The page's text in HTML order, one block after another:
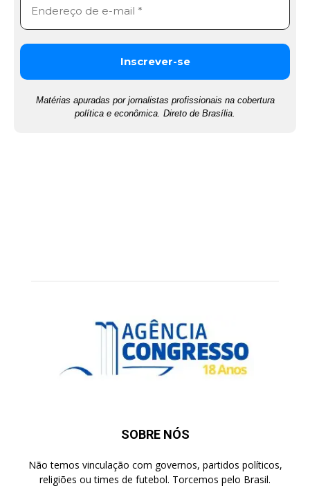
Matérias apuradas por jornalistas profissionais na cobertura
política e econômica. Direto de Brasília.
SOBRE NÓS
Não temos vinculação com governos, partidos políticos,
religiões ou times de futebol. Torcemos pelo Brasil.